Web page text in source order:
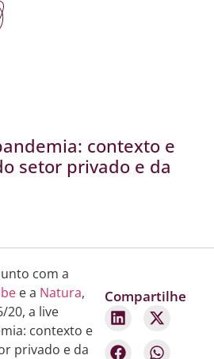
contexto e
setor privado e da
Compartilhe
com a
e a Natura,
20, a live
contexto e
privado e da